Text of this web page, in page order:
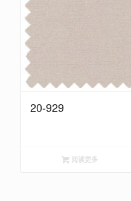
20-929
阅读更多